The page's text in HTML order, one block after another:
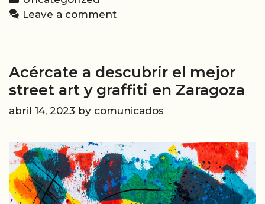
hora
Leave a comment
Acércate a descubrir el mejor
street art y graffiti en Zaragoza
abril 14, 2023 by comunicados